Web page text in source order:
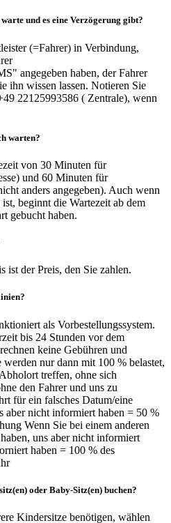
und es eine Verzögerung gibt?
(=Fahrer) in Verbindung,
angegeben haben, der Fahrer
ihn wissen lassen. Notieren Sie
22125993586 ( Zentrale), wenn
warten?
von 30 Minuten für
und 60 Minuten für
anders angegeben). Auch wenn
beginnt die Wartezeit ab dem
gebucht haben.
ist der Preis, den Sie zahlen.
als Vorbestellungssystem.
bis 24 Stunden vor dem
keine Gebühren und
nur dann mit 100 % belastet,
treffen, ohne sich
den Fahrer und uns zu
für ein falsches Datum/eine
aber nicht informiert haben = 50 %
Wenn Sie bei einem anderen
uns aber nicht informiert
haben = 100 % des
oder Baby-Sitz(en) buchen?
Kindersitze benötigen, wählen